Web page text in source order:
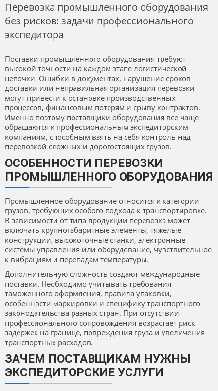
Перевозка промышленного оборудования
без рисков: задачи профессионального
экспедитора
Поставки промышленного оборудования требуют
высокой точности на каждом этапе логистической
цепочки. Ошибки в документах, нарушение сроков
доставки или неправильная организация перевозки
могут привести к остановке производственных
процессов, финансовым потерям и срыву контрактов.
Именно поэтому поставщики оборудования все чаще
обращаются к профессиональным экспедиторским
компаниям, способным взять на себя контроль над
перевозкой сложных и дорогостоящих грузов.
ОСОБЕННОСТИ ПЕРЕВОЗКИ
ПРОМЫШЛЕННОГО ОБОРУДОВАНИЯ
Промышленное оборудование относится к категории
грузов, требующих особого подхода к транспортировке.
В зависимости от типа продукции перевозка может
включать крупногабаритные элементы, тяжелые
конструкции, высокоточные станки, электронные
системы управления или оборудование, чувствительное
к вибрациям и перепадам температуры.
Дополнительную сложность создают международные
поставки. Необходимо учитывать требования
таможенного оформления, правила упаковки,
особенности маркировки и специфику транспортного
законодательства разных стран. При отсутствии
профессионального сопровождения возрастает риск
задержек на границе, повреждения груза и увеличения
транспортных расходов.
ЗАЧЕМ ПОСТАВЩИКАМ НУЖНЫ
ЭКСПЕДИТОРСКИЕ УСЛУГИ